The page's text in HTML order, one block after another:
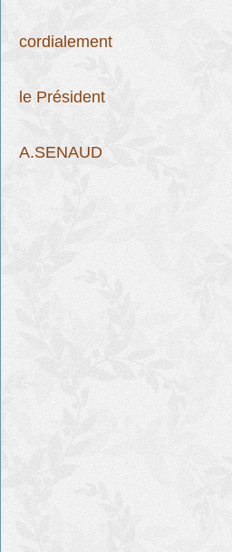
cordialement
le Président
A.SENAUD